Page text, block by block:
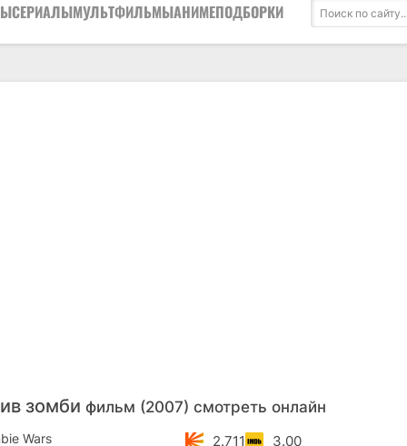
СЕРИАЛЫМУЛЬТФИЛЬМЫАНИМЕПОДБОРКИ
зомби фильм (2007) смотреть онлайн
Wars 2.711 3.00